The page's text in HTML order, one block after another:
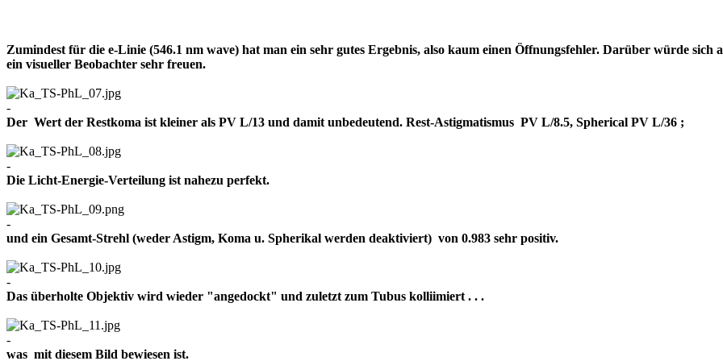
Zumindest für die e-Linie (546.1 nm wave) hat man ein sehr gutes Ergebnis, also kaum einen Öffnungsfehler. Darüber würde sich
ein visueller Beobachter sehr freuen.
-
Der Wert der Restkoma ist kleiner als PV L/13 und damit unbedeutend. Rest-Astigmatismus PV L/8.5, Spherical PV L/36 ;
-
Die Licht-Energie-Verteilung ist nahezu perfekt.
-
und ein Gesamt-Strehl (weder Astigm, Koma u. Spherikal werden deaktiviert) von 0.983 sehr positiv.
-
Das überholte Objektiv wird wieder "angedockt" und zuletzt zum Tubus kolliimiert . . .
-
was mit diesem Bild bewiesen ist.